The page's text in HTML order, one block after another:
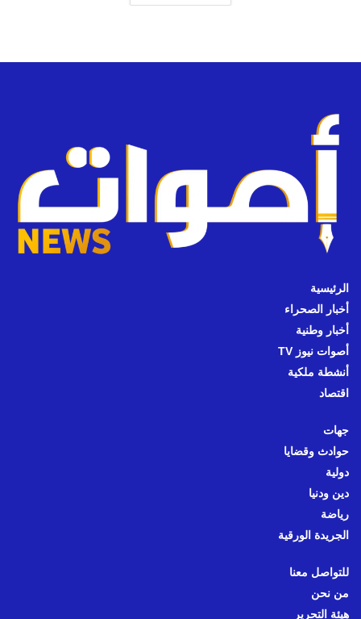
الرئيسية
أخبار الصحراء
أخبار وطنية
أصوات نيوز TV
أنشطة ملكية
اقتصاد
جهات
حوادث وقضايا
دولية
دين ودنيا
رياضة
الجريدة الورقية
للتواصل معنا
من نحن
هيئة التحرير